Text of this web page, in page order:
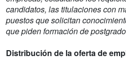
candidatos, las titulaciones con
puestos que solicitan
que piden formación de postgrado
Distribución de la oferta de